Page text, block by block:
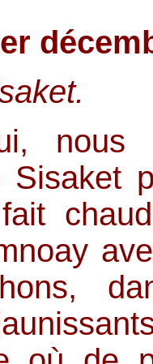
Sisaket